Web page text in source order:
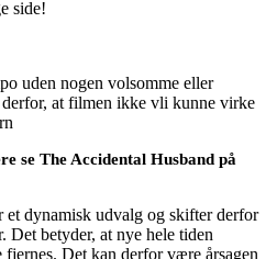
side!
uden nogen volsomme eller
at filmen ikke vli kunne virke
se The Accidental Husband på
et dynamisk udvalg og skifter derfor
Det betyder, at nye hele tiden
Det kan derfor være årsagen